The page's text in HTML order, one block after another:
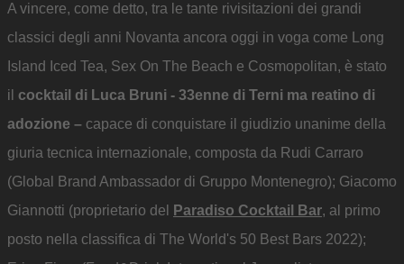
A vincere, come detto, tra le tante rivisitazioni dei grandi
classici degli anni Novanta ancora oggi in voga come Long
Island Iced Tea, Sex On The Beach e Cosmopolitan, è stato
il cocktail di Luca Bruni - 33enne di Terni ma reatino di
adozione – capace di conquistare il giudizio unanime della
giuria tecnica internazionale, composta da Rudi Carraro
(Global Brand Ambassador di Gruppo Montenegro); Giacomo
Giannotti (proprietario del
Paradiso Cocktail Bar, al primo
posto nella classifica di The World's 50 Best Bars 2022);